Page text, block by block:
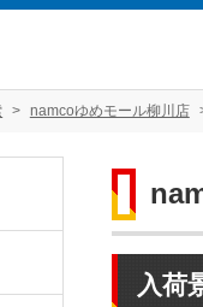
namcoゆめモール柳川店
入荷